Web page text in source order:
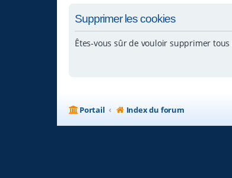
Supprimer les cookies
Êtes-vous sûr de vouloir supprimer tous
Portail Index du forum